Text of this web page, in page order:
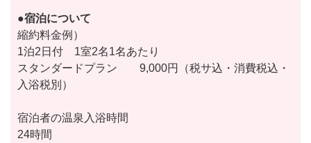
●宿泊について
縮約料金例）
1泊2日付 1室2名1名あたり
スタンダードプラン 9,000円（税サ込・消費税込・
入浴税別）
宿泊者の温泉入浴時間
24時間